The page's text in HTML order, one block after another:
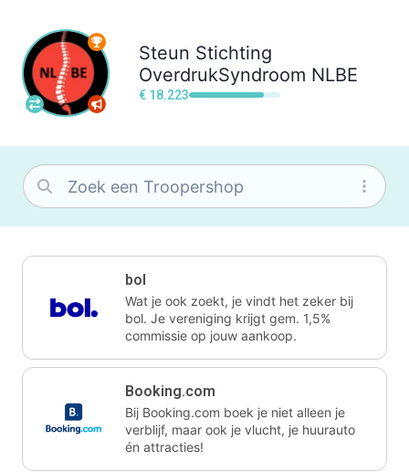
Steun Stichting
OverdrukSyndroom NLBE
€ 18.223
bol
Wat je ook zoekt, je vindt het zeker bij
bol. Je vereniging krijgt gem. 1,5%
commissie op jouw aankoop.
Booking.com
Bij Booking.com boek je niet alleen je
verblijf, maar ook je vlucht, je huurauto
én attracties!